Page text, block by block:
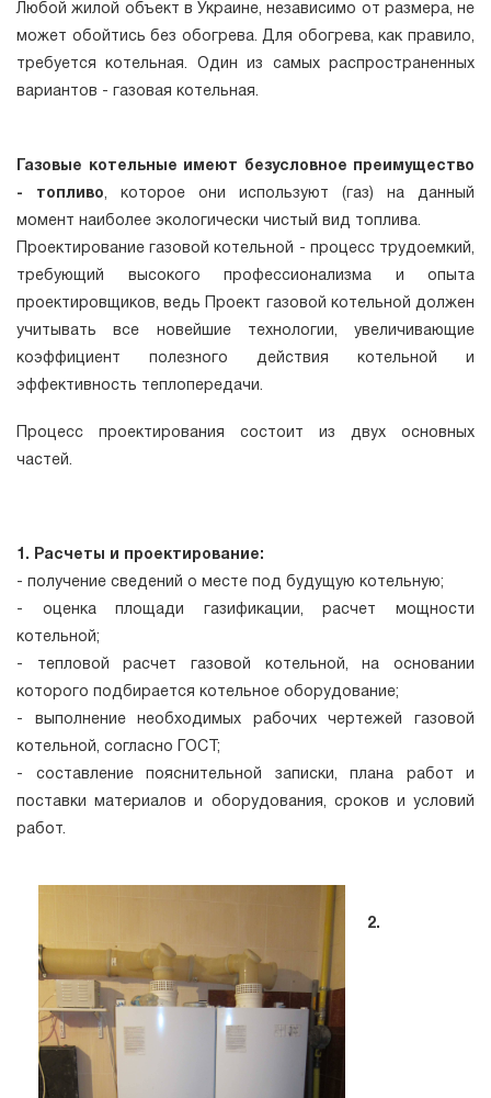
Любой жилой объект в Украине, независимо от размера, не
может обойтись без обогрева. Для обогрева, как правило,
требуется котельная. Один из самых распространенных
вариантов - газовая котельная.
Газовые котельные имеют безусловное преимущество
- топливо , которое они используют (газ) на данный
момент наиболее экологически чистый вид топлива.
Проектирование газовой котельной - процесс трудоемкий,
требующий высокого профессионализма и опыта
проектировщиков, ведь Проект газовой котельной должен
учитывать все новейшие технологии, увеличивающие
коэффициент полезного действия котельной и
эффективность теплопередачи.
Процесс проектирования состоит из двух основных
частей.
1. Расчеты и проектирование:
- получение сведений о месте под будущую котельную;
- оценка площади газификации, расчет мощности
котельной;
- тепловой расчет газовой котельной, на основании
которого подбирается котельное оборудование;
- выполнение необходимых рабочих чертежей газовой
котельной, согласно ГОСТ;
- составление пояснительной записки, плана работ и
поставки материалов и оборудования, сроков и условий
работ.
2.